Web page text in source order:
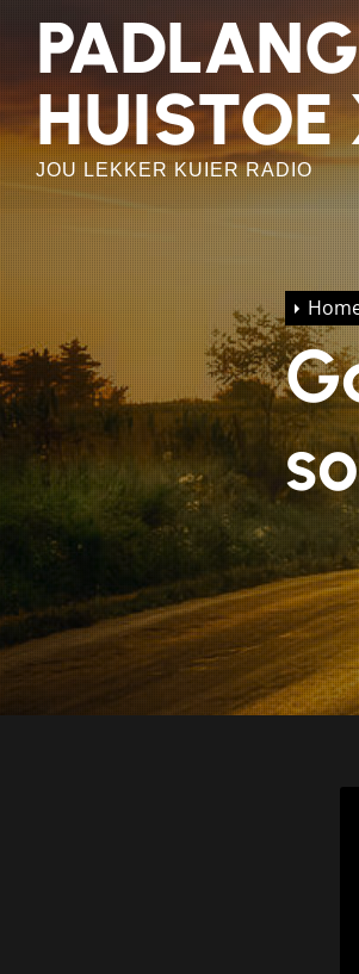
content
JOU LEKKER KUIER RADIO